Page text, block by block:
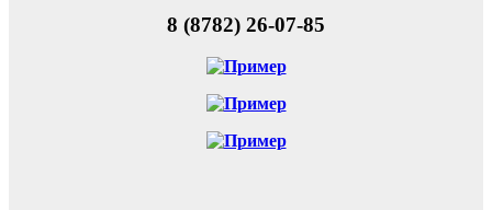
8 (8782) 26-07-85